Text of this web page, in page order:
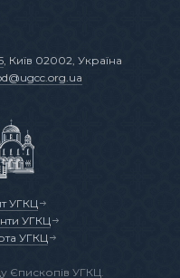
, Київ 02002, Україна
УГКЦ
УГКЦ
УГКЦ
Єпископів УГКЦ.